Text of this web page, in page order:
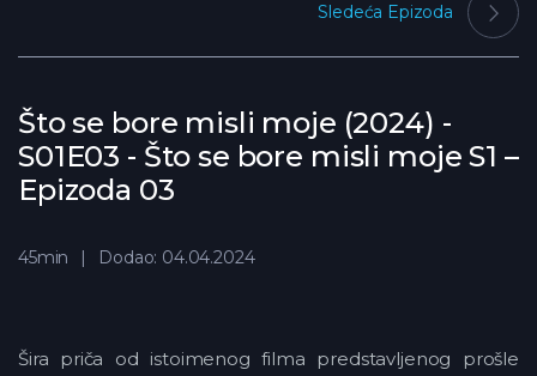
Što se bore misli moje (2024) -
S01E03 - Što se bore misli moje S1 –
Epizoda 03
Sledeća Epizoda
45min Dodao: 04.04.2024
Šira priča od istoimenog filma predstavljenog prošle